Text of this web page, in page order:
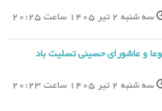
سه شنبه 2 تیر 1405 ساعت 20:25
و عاشورای حسینی تسلیت باد
سه شنبه 2 تیر 1405 ساعت 20:23